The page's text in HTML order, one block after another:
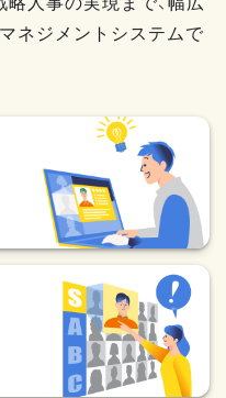
ネジメントシステムで